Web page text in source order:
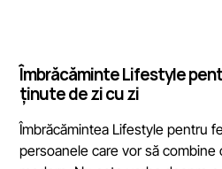
Îmbrăcăminte Lifestyle
ținute de zi cu zi
Îmbrăcămintea Lifestyle pentru
persoanele care vor să